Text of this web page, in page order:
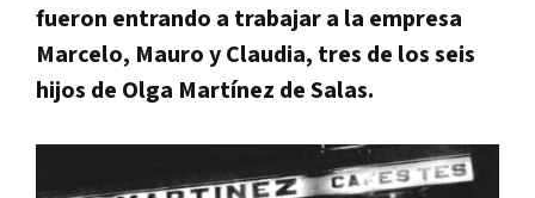
fueron entrando a trabajar a la empresa
Marcelo, Mauro y Claudia, tres de los seis
hijos de Olga Martínez de Salas.